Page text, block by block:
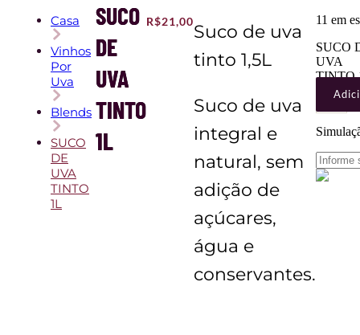
Casa
Vinhos
Por
Uva
Blends
SUCO
DE
UVA
TINTO
1L
SUCO
DE
UVA
TINTO
1L
R$21,00Suco de uva
tinto 1,5L
Suco de uva
integral e
natural, sem
adição de
açúcares,
água e
conservantes.
11 em
SUCO
UVA
TINTO